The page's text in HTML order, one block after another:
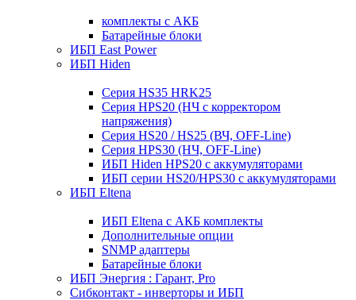
комплекты с АКБ
Батарейные блоки
ИБП East Power
ИБП Hiden
Серия HS35 HRK25
Серия HPS20 (НЧ с корректором
напряжения)
Серия HS20 / HS25 (ВЧ, OFF-Line)
Серия HPS30 (НЧ, OFF-Line)
ИБП Hiden HPS20 с аккумуляторами
ИБП серии HS20/HPS30 с аккумуляторами
ИБП Eltena
ИБП Eltena с АКБ комплекты
Дополнительные опции
SNMP адаптеры
Батарейные блоки
ИБП Энергия : Гарант, Pro
Сибконтакт - инверторы и ИБП